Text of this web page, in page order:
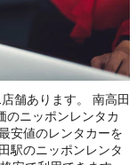
舗あります。 南高田
のニッポンレンタカ
安値のレンタカーを
駅のニッポンレンタ